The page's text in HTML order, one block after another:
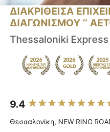
ΔΙΑΚΡΙΘΕΙΣΑ
ΔΙΑΓΩΝΙΣΜΟΥ ‘’
Thessaloniki Express
9.4
Θεσσαλονίκη, NEW RING